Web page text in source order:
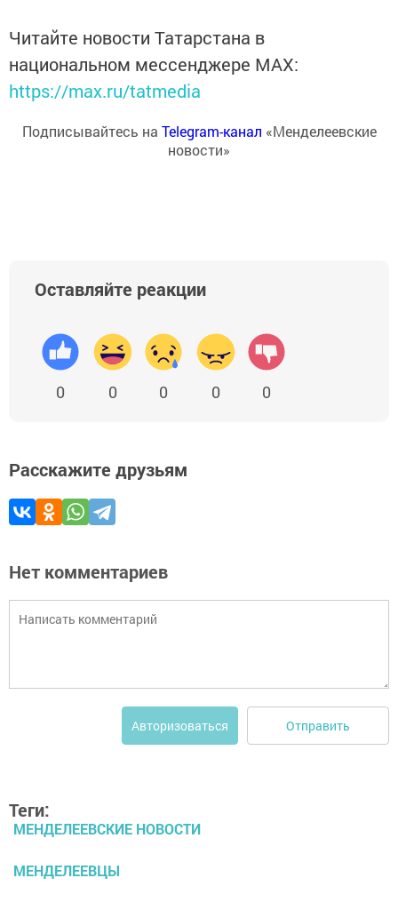
Читайте новости Татарстана в
национальном мессенджере MАХ:
https://max.ru/tatmedia
Подписывайтесь на Telegram-канал «Менделеевские
новости»
Оставляйте реакции
0 0 0 0 0
Расскажите друзьям
Нет комментариев
Авторизоваться Отправить
Теги:
МЕНДЕЛЕЕВСКИЕ НОВОСТИ
МЕНДЕЛЕЕВЦЫ